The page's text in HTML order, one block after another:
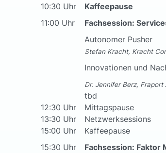
10:30 Uhr
Kaffeepause
11:00 Uhr
Fachsession:
Autonomer Pusher
Stefan Kracht, Kracht
Innovationen und
Dr. Jennifer Berz, Fraport
tbd
12:30 Uhr
Mittagspause
13:30 Uhr
Netzwerksessions
15:00 Uhr
Kaffeepause
15:30 Uhr
Fachsession: Faktor